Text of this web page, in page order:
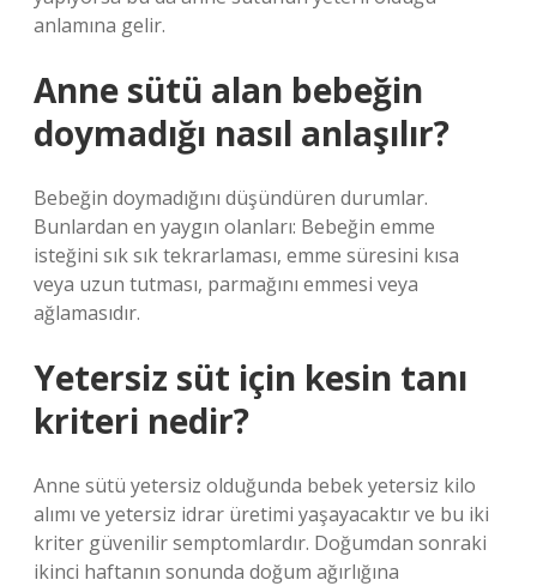
anlamına gelir.
Anne sütü alan bebeğin
doymadığı nasıl anlaşılır?
Bebeğin doymadığını düşündüren durumlar.
Bunlardan en yaygın olanları: Bebeğin emme
isteğini sık sık tekrarlaması, emme süresini kısa
veya uzun tutması, parmağını emmesi veya
ağlamasıdır.
Yetersiz süt için kesin tanı
kriteri nedir?
Anne sütü yetersiz olduğunda bebek yetersiz kilo
alımı ve yetersiz idrar üretimi yaşayacaktır ve bu iki
kriter güvenilir semptomlardır. Doğumdan sonraki
ikinci haftanın sonunda doğum ağırlığına